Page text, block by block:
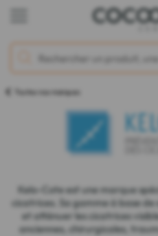
Toutes nos marques
Kelo-Cote est une marque
cicatrices. Sa gamme à base
et atténuer les cicatrices
anciennes, chirurgicales,